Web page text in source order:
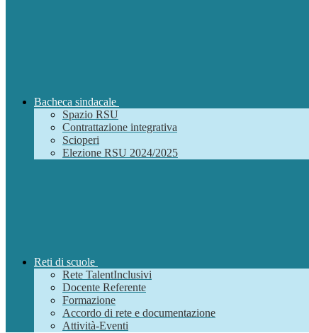
Bacheca sindacale
Spazio RSU
Contrattazione integrativa
Scioperi
Elezione RSU 2024/2025
Reti di scuole
Rete TalentInclusivi
Docente Referente
Formazione
Accordo di rete e documentazione
Attività-Eventi